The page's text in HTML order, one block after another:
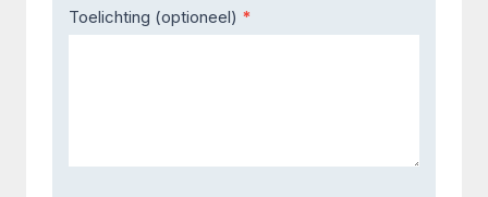
Toelichting (optioneel) *